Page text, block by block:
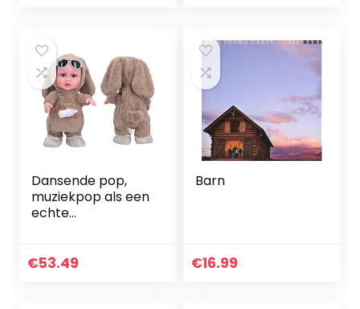
Dansende pop,
muziekpop als een
echte
voor kind voor
€53.49
Barn
€16.99